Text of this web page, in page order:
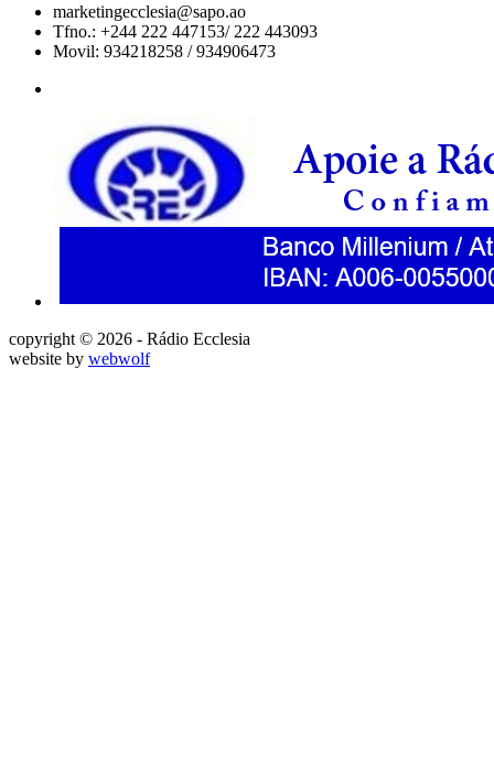
marketingecclesia@sapo.ao
Tfno.: +244 222 447153/ 222 443093
Movil: 934218258 / 934906473
copyright © 2026 - Rádio Ecclesia
website by webwolf